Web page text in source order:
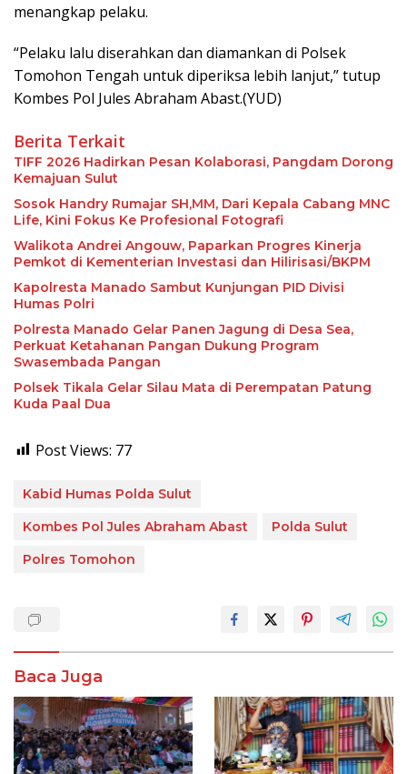
menangkap pelaku.
“Pelaku lalu diserahkan dan diamankan di Polsek
Tomohon Tengah untuk diperiksa lebih lanjut,” tutup
Kombes Pol Jules Abraham Abast.(YUD)
Berita Terkait
TIFF 2026 Hadirkan Pesan Kolaborasi, Pangdam Dorong
Kemajuan Sulut
Sosok Handry Rumajar SH,MM, Dari Kepala Cabang MNC
Life, Kini Fokus Ke Profesional Fotografi
Walikota Andrei Angouw, Paparkan Progres Kinerja
Pemkot di Kementerian Investasi dan Hilirisasi/BKPM
Kapolresta Manado Sambut Kunjungan PID Divisi
Humas Polri
Polresta Manado Gelar Panen Jagung di Desa Sea,
Perkuat Ketahanan Pangan Dukung Program
Swasembada Pangan
Polsek Tikala Gelar Silau Mata di Perempatan Patung
Kuda Paal Dua
Post Views: 77
Kabid Humas Polda Sulut
Kombes Pol Jules Abraham Abast
Polda Sulut
Polres Tomohon
Baca Juga